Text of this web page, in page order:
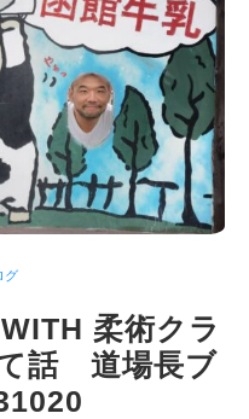
グ
柔術クラ
話 道場長ブ